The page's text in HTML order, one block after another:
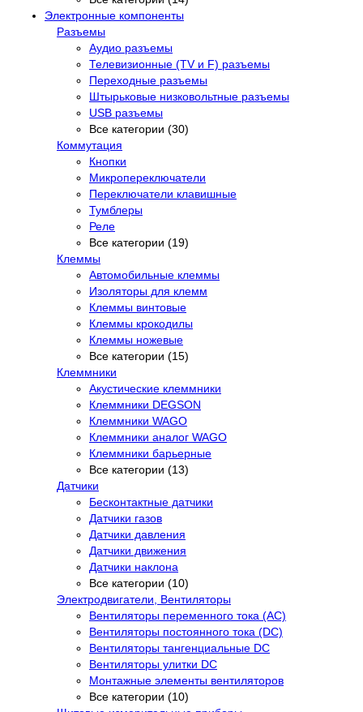
Электронные компоненты
Разъемы
Аудио разъемы
Телевизионные (TV и F) разъемы
Переходные разъемы
Штырьковые низковольтные разъемы
USB разъемы
Все категории (30)
Коммутация
Кнопки
Микропереключатели
Переключатели клавишные
Тумблеры
Реле
Все категории (19)
Клеммы
Автомобильные клеммы
Изоляторы для клемм
Клеммы винтовые
Клеммы крокодилы
Клеммы ножевые
Все категории (15)
Клеммники
Акустические клеммники
Клеммники DEGSON
Клеммники WAGO
Клеммники аналог WAGO
Клеммники барьерные
Все категории (13)
Датчики
Бесконтактные датчики
Датчики газов
Датчики давления
Датчики движения
Датчики наклона
Все категории (10)
Электродвигатели, Вентиляторы
Вентиляторы переменного тока (AC)
Вентиляторы постоянного тока (DC)
Вентиляторы тангенциальные DC
Вентиляторы улитки DC
Монтажные элементы вентиляторов
Все категории (10)